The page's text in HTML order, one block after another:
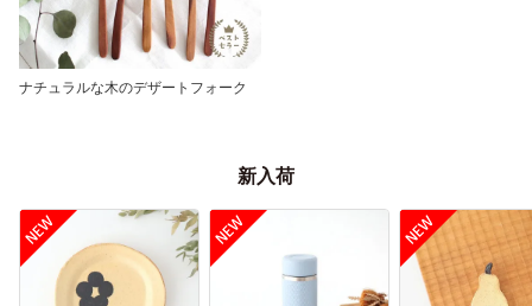
ナチュラルな木のデザートフォーク
新入荷